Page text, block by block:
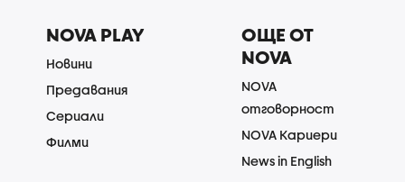
NOVA PLAY
Новини
Предавания
Сериали
Филми
ОЩЕ ОТ
NOVA
NOVA
отговорност
NOVA Кариери
News in English